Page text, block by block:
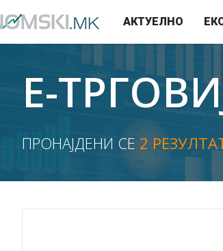
АКТУЕЛНО
Е-
ПРОНАЈДЕНИ СЕ2